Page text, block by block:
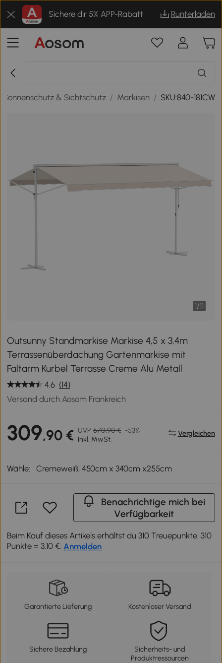
Sichere dir 5% APP-Rabatt Runterladen
Sonnenschutz & Sichtschutz / Markisen / SKU:840-181CW
1/11
Outsunny Standmarkise Markise 4,5 x 3,4m
Terrassenüberdachung Gartenmarkise mit
Faltarm Kurbel Terrasse Creme Alu Metall
4,6 (14)
Versand durch Aosom Frankreich
309,90 € UVP 670,90 € -53%
Inkl. MwSt.
Vergleichen
Wähle: Cremeweiß, 450cm x 340cm x255cm
Benachrichtige mich bei
Verfügbarkeit
Beim Kauf dieses Artikels erhältst du 310 Treuepunkte. 310
Punkte = 3,10 €. Anmelden
Garantierte Lieferung Kostenloser Versand
Sichere Bezahlung
Sicherheits- und
Produktressourcen